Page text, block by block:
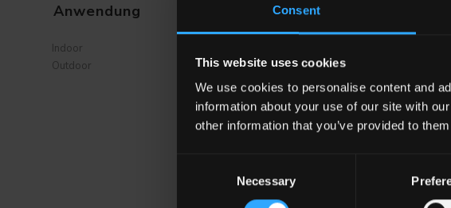
Consent
This website uses cookies
We use cookies to personalise content and
information about your use of our site with
other information that you’ve provided to
Necessary
Anwendung
Indoor
Outdoor
Wohnraum
Wohnzimmer
küche
Schlafzimmer
Badezimmer
Gewerbe